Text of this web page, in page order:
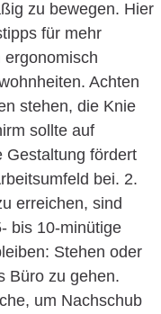
zu bewegen. Hier
für mehr
Achten
stehen, die Knie
sollte auf
Gestaltung fördert
bei. 2.
erreichen, sind
bis 10-minütige
Stehen oder
Büro zu gehen.
um Nachschub